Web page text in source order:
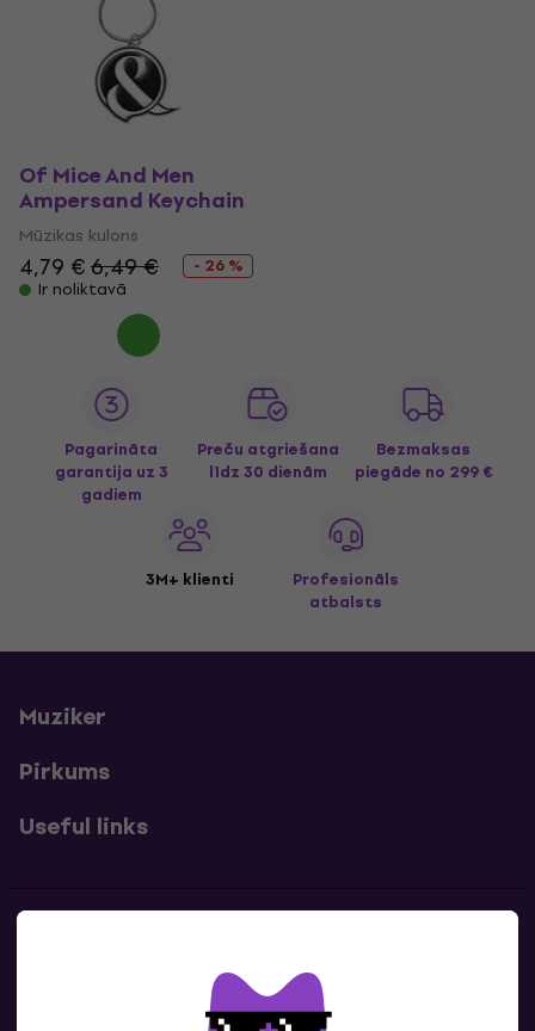
Of Mice And Men
Ampersand Keychain
Mūzikas kulons
4,79 €6,49 €
- 26 %
Ir noliktavā
Pagarināta
garantija uz 3
gadiem
Preču atgriešana
līdz 30 dienām
Bezmaksas
piegāde no 299 €
3M+ klienti
Profesionāls
atbalsts
Muziker
Pirkums
Useful links
Sazinies ar mums